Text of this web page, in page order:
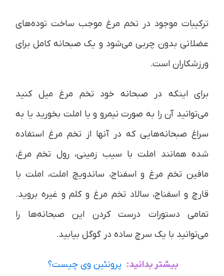
ترکیبات موجود در تخم مرغ موجب ساخت توده‌های
عضلانی بدون چربی می‌شود و یک صبحانه کامل برای
ورزشکاران است.
برای اینکه در صبحانه خود تخم مرغ میل کنید
می‌توانید آن را به صورت نیمرو و یا املت بخورید یا به
سراغ صبحانه‌هایی که در آنها از تخم مرغ استفاده
شده همانند املت با سیب زمینی، رول تخم مرغ،
مافین تخم مرغ و اسفناج، ساندویچ املت، املت با
قارچ و اسفناج، سالاد تخم مرغ و کلم و غیره بروید.
تمامی دستورات درست کردن این صبحانه‌ها را
می‌توانید با یک سرچ ساده در گوگل بیابید.
بیشتر بدانید: پروتئین وی چیست؟